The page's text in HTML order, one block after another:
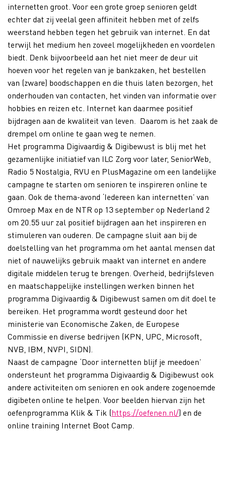
internetten groot. Voor een grote groep senioren geldt
echter dat zij veelal geen affiniteit hebben met of zelfs
weerstand hebben tegen het gebruik van internet. En dat
terwijl het medium hen zoveel mogelijkheden en voordelen
biedt. Denk bijvoorbeeld aan het niet meer de deur uit
hoeven voor het regelen van je bankzaken, het bestellen
van (zware) boodschappen en die thuis laten bezorgen, het
onderhouden van contacten, het vinden van informatie over
hobbies en reizen etc. Internet kan daarmee positief
bijdragen aan de kwaliteit van leven. Daarom is het zaak de
drempel om online te gaan weg te nemen.
Het programma Digivaardig & Digibewust is blij met het
gezamenlijke initiatief van ILC Zorg voor later, SeniorWeb,
Radio 5 Nostalgia, RVU en PlusMagazine om een landelijke
campagne te starten om senioren te inspireren online te
gaan. Ook de thema-avond ‘Iedereen kan internetten’ van
Omroep Max en de NTR op 13 september op Nederland 2
om 20.55 uur zal positief bijdragen aan het inspireren en
stimuleren van ouderen. De campagne sluit aan bij de
doelstelling van het programma om het aantal mensen dat
niet of nauwelijks gebruik maakt van internet en andere
digitale middelen terug te brengen. Overheid, bedrijfsleven
en maatschappelijke instellingen werken binnen het
programma Digivaardig & Digibewust samen om dit doel te
bereiken. Het programma wordt gesteund door het
ministerie van Economische Zaken, de Europese
Commissie en diverse bedrijven (KPN, UPC, Microsoft,
NVB, IBM, NVPI, SIDN).
Naast de campagne ‘Door internetten blijf je meedoen’
ondersteunt het programma Digivaardig & Digibewust ook
andere activiteiten om senioren en ook andere zogenoemde
digibeten online te helpen. Voor beelden hiervan zijn het
oefenprogramma Klik & Tik (https://oefenen.nl/) en de
online training Internet Boot Camp.